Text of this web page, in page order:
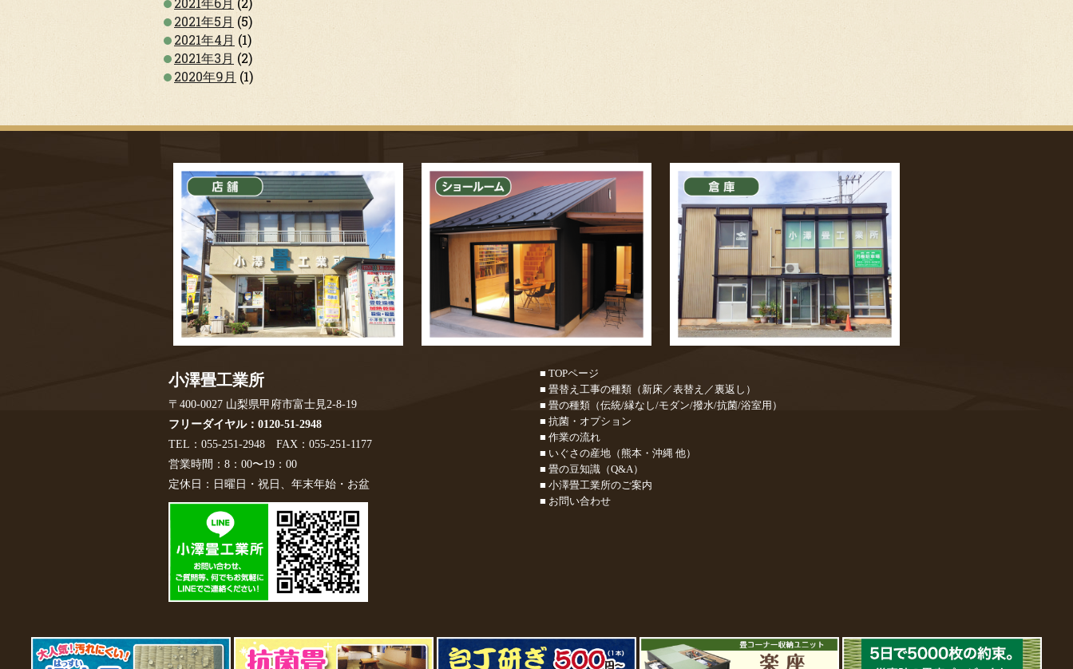
2021年5月 (5)
2021年4月 (1)
2021年3月 (2)
2020年9月 (1)
小澤畳工業所
〒400-0027 山梨県甲府市富士見2-8-19
フリーダイヤル：0120-51-2948
TEL：055-251-2948FAX：055-251-1177
営業時間：8：00〜19：00
定休日：日曜日・祝日、年末年始・お盆
■ TOPページ
■ 畳替え工事の種類（新床／表替え／裏返し）
■ 畳の種類（伝統/縁なし/モダン/撥水/抗菌/浴室用）
■ 抗菌・オプション
■ 作業の流れ
■ いぐさの産地（熊本・沖縄 他）
■ 畳の豆知識（Q&A）
■ 小澤畳工業所のご案内
■ お問い合わせ